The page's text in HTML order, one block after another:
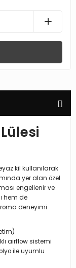
kil kullanılarak
yer alan özel
engellenir ve
hem de
deneyimi
airflow sistemi
ile uyumlu